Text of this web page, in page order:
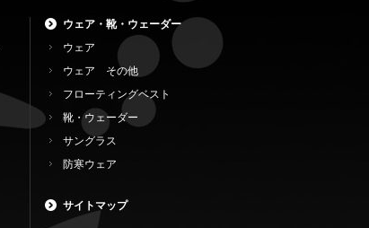
ウェア・靴・ウェーダー
ウェア
ウェア その他
フローティングベスト
靴・ウェーダー
サングラス
防寒ウェア
サイトマップ